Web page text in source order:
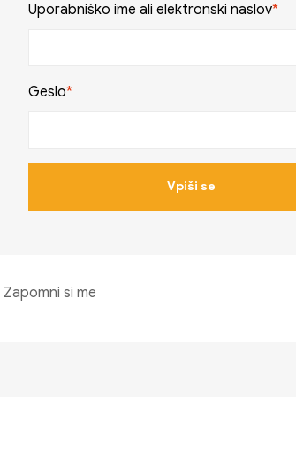
Uporabniško ime ali elektronski naslov*
Geslo*
Vpiši se
Zapomni si me